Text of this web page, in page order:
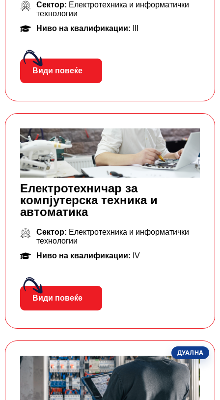
Сектор: Електротехника и информатички
технологии
Ниво на квалификации:
Види повеќе
Електротехничар за
компјутерска техника и
автоматика
Сектор: Електротехника и информатички
технологии
Ниво на квалификации: IV
Види повеќе
ДУАЛНА